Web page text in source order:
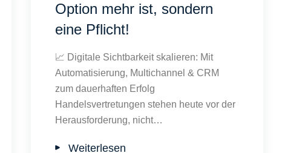
Option mehr ist, sondern
eine Pflicht!
📈 Digitale Sichtbarkeit skalieren: Mit
Automatisierung, Multichannel & CRM
zum dauerhaften Erfolg
Handelsvertretungen stehen heute vor der
Herausforderung, nicht…
Weiterlesen